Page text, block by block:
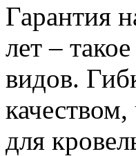
Гарантия
лет –
видов.
для